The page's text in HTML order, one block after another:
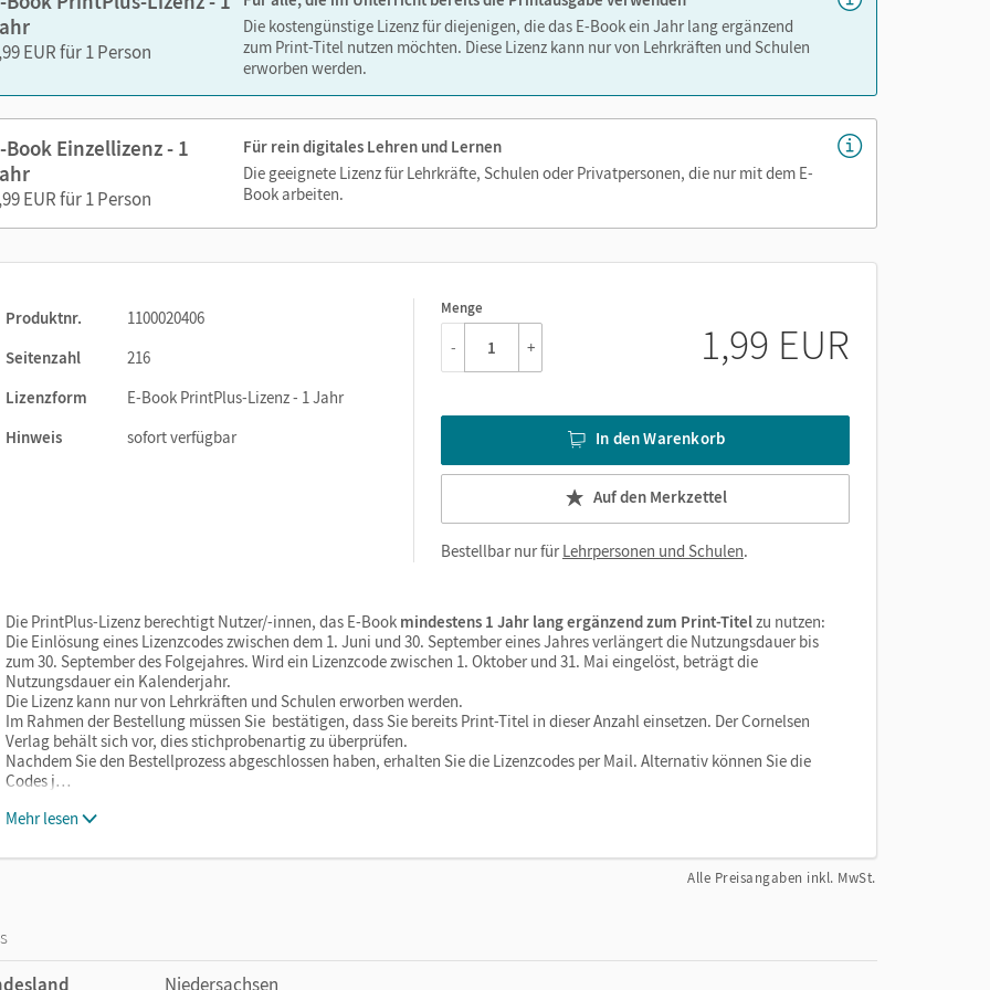
EUR für 1 Person
Die kostengünstige Lizenz für diejenigen, die das E-Book ein Jahr lang ergänzend
zum Print-Titel nutzen möchten. Diese Lizenz kann nur von Lehrkräften und Schulen
erworben werden.
Book Einzellizenz - 1
EUR für 1 Person
Für rein digitales Lehren und Lernen
Die geeignete Lizenz für Lehrkräfte, Schulen oder Privatpersonen, die nur mit dem E-
Book arbeiten.
Produktnr.
1100020406
Seitenzahl
216
Lizenzform
E-Book PrintPlus-Lizenz - 1 Jahr
Hinweis
sofort verfügbar
Menge
1
- + 1,99 EUR
In den Warenkorb
Auf den Merkzettel
Bestellbar nur fürLehrpersonen und Schulen.
Die PrintPlus-Lizenz berechtigt Nutzer/-innen, das E-Book mindestens 1 Jahr lang ergänzend zum Print-Titelzu nutzen:
Die Einlösung eines Lizenzcodes zwischen dem 1. Juni und 30. September eines Jahres verlängert die Nutzungsdauer bis
zum 30. September des Folgejahres. Wird ein Lizenzcode zwischen 1. Oktober und 31. Mai eingelöst, beträgt die
Nutzungsdauer ein Kalenderjahr.
Die Lizenz kann nur von Lehrkräften und Schulen erworben werden.
Im Rahmen der Bestellung müssen Sie bestätigen, dass Sie bereits Print-Titel in dieser Anzahl einsetzen. Der Cornelsen
Verlag behält sich vor, dies stichprobenartig zu überprüfen.
Nachdem Sie den Bestellprozess abgeschlossen haben, erhalten Sie die Lizenzcodes per Mail. Alternativ können Sie die
Codes j…
Mehr lesen
Alle Preisangaben inkl. MwSt.
Niedersachsen